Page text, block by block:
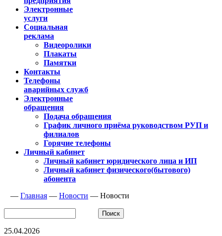
Электронные
услуги
Социальная
реклама
Видеоролики
Плакаты
Памятки
Контакты
Телефоны
аварийных служб
Электронные
обращения
Подача обращения
График личного приёма руководством РУП и
филиалов
Горячие телефоны
Личный кабинет
Личный кабинет юридического лица и ИП
Личный кабинет физического(бытового)
абонента
— Главная — Новости — Новости
25.04.2026